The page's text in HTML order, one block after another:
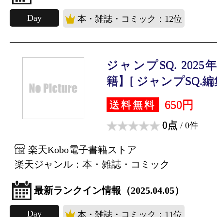
Day 本・雑誌・コミック：12位
ジャンプSQ. 2025
籍】[ ジャンプSQ.編
送料無料 650円
0点 / 0件
楽天Kobo電子書籍ストア
楽天ジャンル：本・雑誌・コミック
最新ランクイン情報（2025.04.05）
Day 本・雑誌・コミック：11位